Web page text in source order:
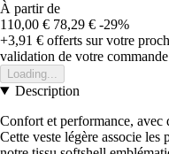
À partir de
110,00 € 78,29 € -29%
+3,91 € offerts sur votre
validation de votre commande
Loading...
Description
Confort et performance, avec
Cette veste légère associe les